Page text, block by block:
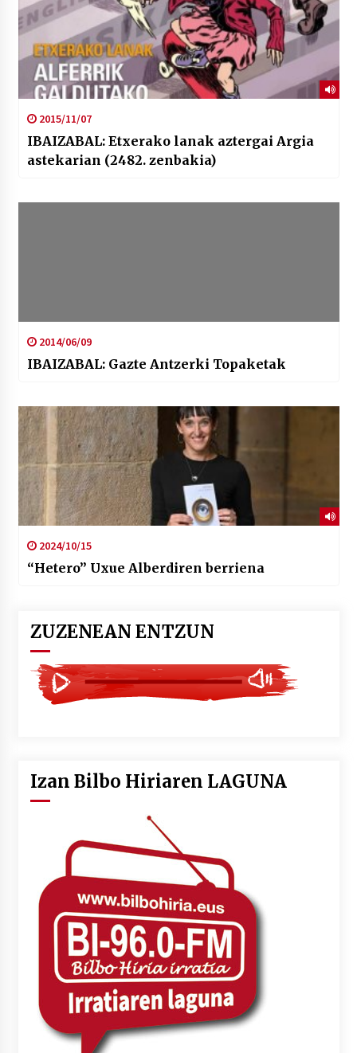
2015/11/07
IBAIZABAL: Etxerako lanak aztergai Argia
astekarian (2482. zenbakia)
2014/06/09
IBAIZABAL: Gazte Antzerki Topaketak
2024/10/15
“Hetero” Uxue Alberdiren berriena
ZUZENEAN ENTZUN
Izan Bilbo Hiriaren LAGUNA